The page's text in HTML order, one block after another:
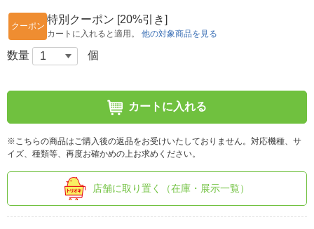
クーポン
特別クーポン [20%引き]
カートに入れると適用。 他の対象商品を見る
数量 個
カートに入れる
※こちらの商品はご購入後の返品をお受けいたしておりません。対応機種、サ
イズ、種類等、再度お確かめの上お求めください。
店舗に取り置く（在庫・展示一覧）